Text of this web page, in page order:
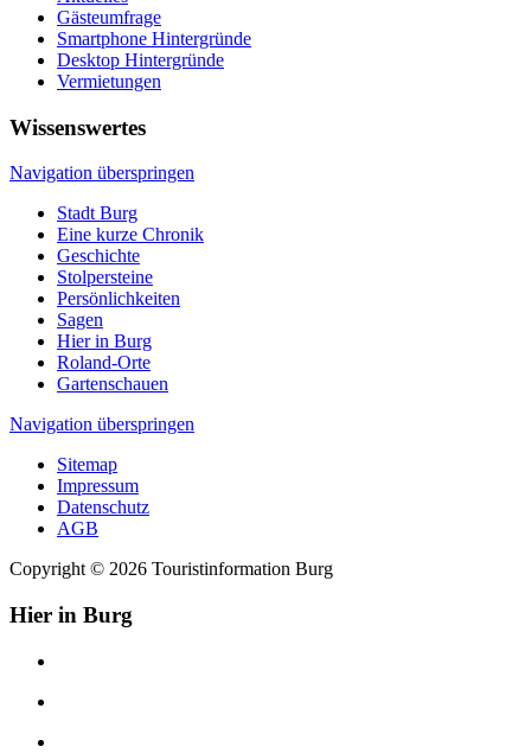
Gästeumfrage
Smartphone Hintergründe
Desktop Hintergründe
Vermietungen
Wissenswertes
Navigation überspringen
Stadt Burg
Eine kurze Chronik
Geschichte
Stolpersteine
Persönlichkeiten
Sagen
Hier in Burg
Roland-Orte
Gartenschauen
Navigation überspringen
Sitemap
Impressum
Datenschutz
AGB
Copyright © 2026 Touristinformation Burg
Hier in Burg